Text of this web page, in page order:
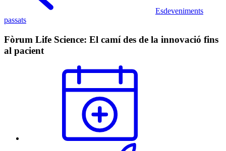
Esdeveniments
passats
Fòrum Life Science: El camí des de la innovació fins
al pacient